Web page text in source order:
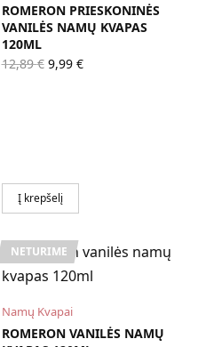
ROMERON PRIESKONINĖS
VANILĖS NAMŲ KVAPAS
120ML
12,89€ Original
price
9,99 €Current
Į krepšelį
NETURIME
Namų Kvapai
ROMERON VANILĖS NAMŲ